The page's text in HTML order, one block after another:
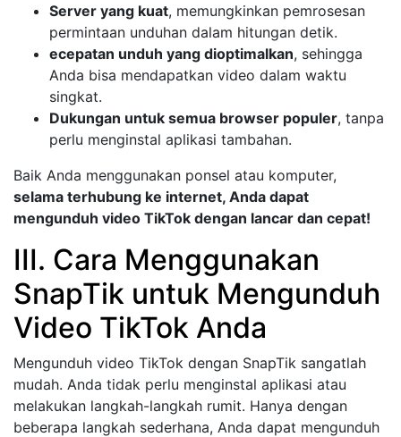
Server yang kuat, memungkinkan pemrosesan
permintaan unduhan dalam hitungan detik.
ecepatan unduh yang dioptimalkan, sehingga
Anda bisa mendapatkan video dalam waktu
singkat.
Dukungan untuk semua browser populer, tanpa
perlu menginstal aplikasi tambahan.
Baik Anda menggunakan ponsel atau komputer,
selama terhubung ke internet, Anda dapat
mengunduh video TikTok dengan lancar dan cepat!
III. Cara Menggunakan
SnapTik untuk Mengunduh
Video TikTok Anda
Mengunduh video TikTok dengan SnapTik sangatlah
mudah. Anda tidak perlu menginstal aplikasi atau
melakukan langkah-langkah rumit. Hanya dengan
beberapa langkah sederhana, Anda dapat mengunduh